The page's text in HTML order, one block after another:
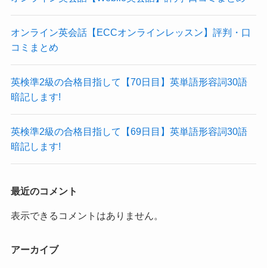
オンライン英会話【ECCオンラインレッスン】評判・口
コミまとめ
英検準2級の合格目指して【70日目】英単語形容詞30語
暗記します!
英検準2級の合格目指して【69日目】英単語形容詞30語
暗記します!
最近のコメント
表示できるコメントはありません。
アーカイブ